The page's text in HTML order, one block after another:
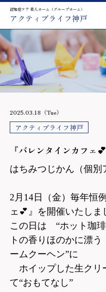
認知症ケア 老人ホーム（グループホーム）
アクティブライフ神戸
2025.03.18（Tue）
アクティブライフ神戸
『バレンタインカフェ💕
はちみつじかん（個別
2月 14日（金）毎年恒
ェ💕』を開催いたしま
この日は “ホット珈
トの香りほのかに漂
ームクーヘン”に
ホイップした生ク
て“おもてなし”